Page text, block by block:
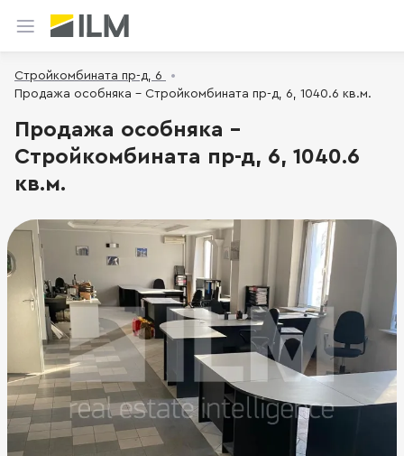
Стройкомбината пр-д, 6
Продажа особняка - Стройкомбината пр-д, 6, 1040.6 кв.м.
Продажа особняка -
Стройкомбината пр-д, 6, 1040.6
кв.м.